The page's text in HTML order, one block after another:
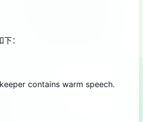
：
contains warm speech.